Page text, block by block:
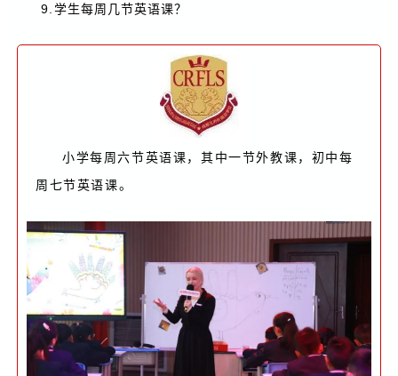
9. 学生每周几节英语课？
小学每周六节英语课，其中一节外教课，初中每
周七节英语课。